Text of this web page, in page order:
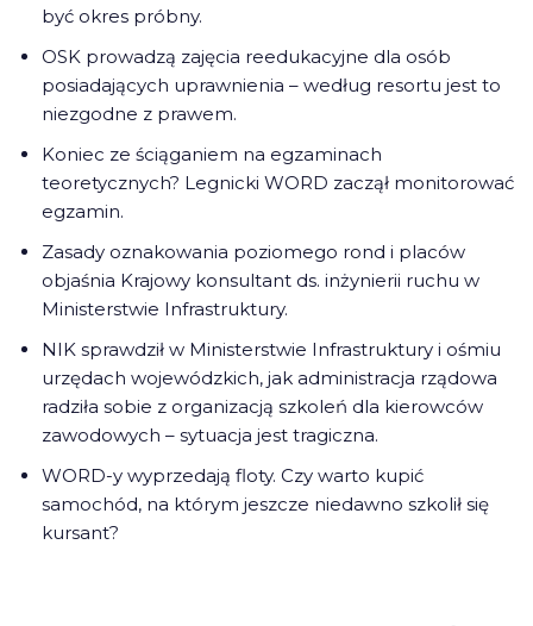
być okres próbny.
OSK prowadzą zajęcia reedukacyjne dla osób
posiadających uprawnienia – według resortu jest to
niezgodne z prawem.
Koniec ze ściąganiem na egzaminach
teoretycznych? Legnicki WORD zaczął monitorować
egzamin.
Zasady oznakowania poziomego rond i placów
objaśnia Krajowy konsultant ds. inżynierii ruchu w
Ministerstwie Infrastruktury.
NIK sprawdził w Ministerstwie Infrastruktury i ośmiu
urzędach wojewódzkich, jak administracja rządowa
radziła sobie z organizacją szkoleń dla kierowców
zawodowych – sytuacja jest tragiczna.
WORD-y wyprzedają floty. Czy warto kupić
samochód, na którym jeszcze niedawno szkolił się
kursant?